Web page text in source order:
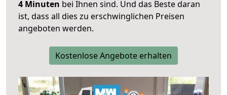
4 Minuten bei Ihnen sind. Und das Beste daran
ist, dass all dies zu erschwinglichen Preisen
angeboten werden.
Kostenlose Angebote erhalten